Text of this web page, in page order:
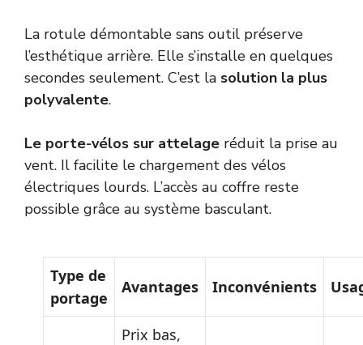
La rotule démontable sans outil préserve
l’esthétique arrière. Elle s’installe en quelques
secondes seulement. C’est la solution la plus
polyvalente.
Le porte-vélos sur attelage réduit la prise au
vent. Il facilite le chargement des vélos
électriques lourds. L’accès au coffre reste
possible grâce au système basculant.
Type de
portage
Avantages Inconvénients
Prix bas,